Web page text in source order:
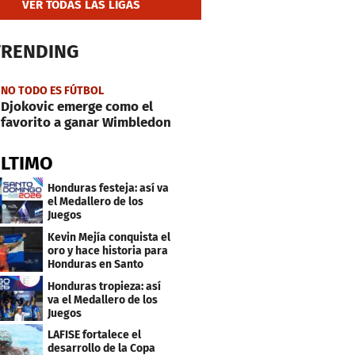
VER TODAS LAS LIGAS
NO TODO ES FÚTBOL
Djokovic emerge como el
favorito a ganar Wimbledon
Honduras festeja: así va
el Medallero de los
Juegos
Centroamericanos y
Caribe 2026
Kevin Mejía conquista el
oro y hace historia para
Honduras en Santo
Honduras tropieza: así
va el Medallero de los
Juegos
Centroamericanos y
Caribe 2026
LAFISE fortalece el
desarrollo de la Copa